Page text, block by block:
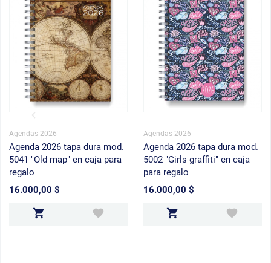
Agendas 2026
Agenda 2026 tapa dura mod.
5041 "Old map" en caja para
regalo
Precio
16.000,00 $
Agendas 2026
Agenda 2026 tapa dura mod.
5002 "Girls graffiti" en caja
para regalo
Precio
16.000,00 $